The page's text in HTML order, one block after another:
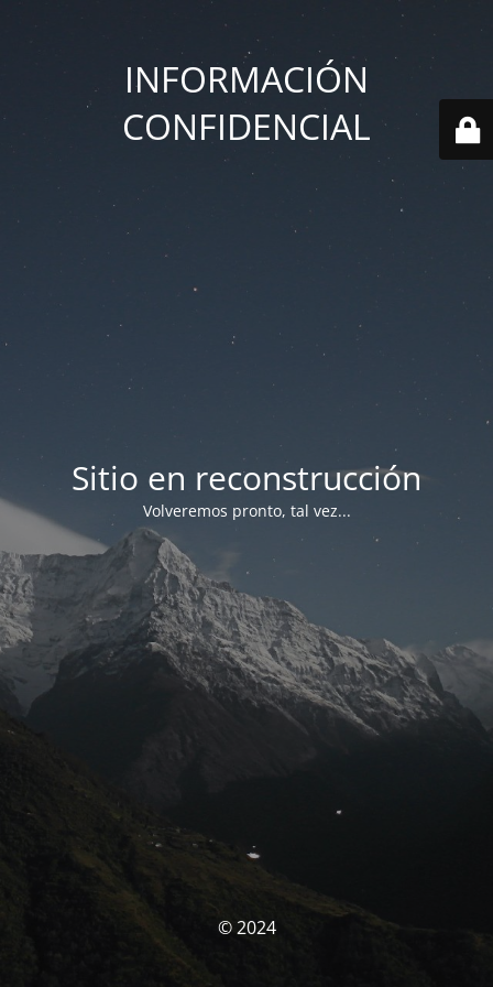
INFORMACIÓN
CONFIDENCIAL
Sitio en reconstrucción
Volveremos pronto, tal vez...
© 2024